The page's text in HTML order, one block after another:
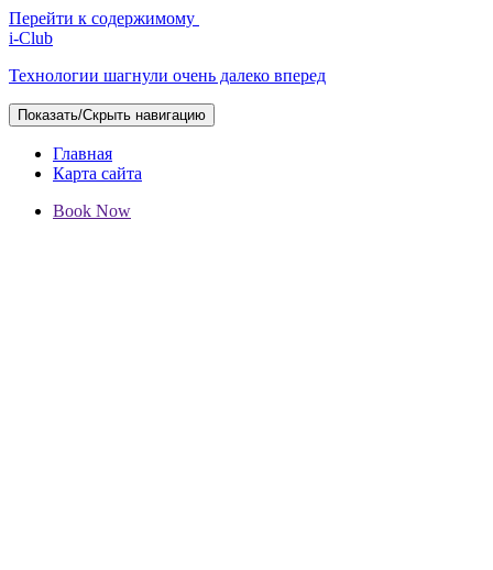
Перейти к содержимому
i-Club
Технологии шагнули очень далеко вперед
Показать/Скрыть навигацию
Главная
Карта сайта
Book Now